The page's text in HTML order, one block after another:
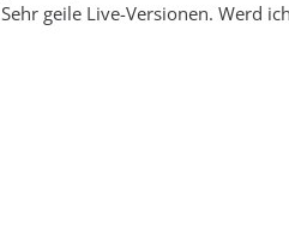
Sehr geile Live-Versionen. Werd